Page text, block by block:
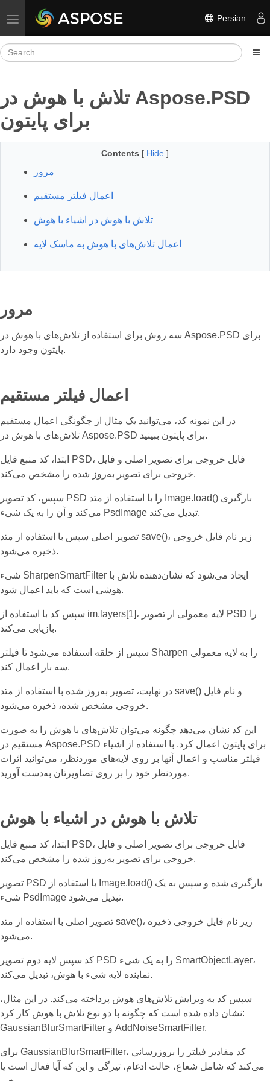
Toggle navigation Persian
تلاش با هوش در Aspose.PSD
برای پایتون
Contents [ Hide ]
مرور
اعمال فیلتر مستقیم
تلاش با هوش در اشیاء با هوش
اعمال تلاش‌های با هوش به ماسک لایه
مرور
سه روش برای استفاده از تلاش‌های با هوش در Aspose.PSD برای
پایتون وجود دارد.
اعمال فیلتر مستقیم
در این نمونه کد، می‌توانید یک مثال از چگونگی اعمال مستقیم
تلاش‌های با هوش در Aspose.PSD برای پایتون ببینید.
ابتدا، کد منبع فایل PSD، فایل خروجی برای تصویر اصلی و فایل
خروجی برای تصویر به‌روز شده را مشخص می‌کند.
سپس، کد تصویر PSD را با استفاده از متد Image.load() بارگیری
می‌کند و آن را به یک شیء PsdImage تبدیل می‌کند.
تصویر اصلی سپس با استفاده از متد save()، زیر نام فایل خروجی
ذخیره می‌شود.
شیء SharpenSmartFilter ایجاد می‌شود که نشان‌دهنده تلاش با
هوشی است که باید اعمال شود.
سپس کد با استفاده از im.layers[1]، لایه معمولی از تصویر PSD را
بازیابی می‌کند.
سپس از حلقه استفاده می‌شود تا فیلتر Sharpen را به لایه معمولی
سه بار اعمال کند.
در نهایت، تصویر به‌روز شده با استفاده از متد save() و نام فایل
خروجی مشخص شده، ذخیره می‌شود.
این کد نشان می‌دهد چگونه می‌توان تلاش‌های با هوش را به صورت
مستقیم در Aspose.PSD برای پایتون اعمال کرد. با استفاده از اشیاء
فیلتر مناسب و اعمال آنها بر روی لایه‌های موردنظر، می‌توانید اثرات
موردنظر خود را بر روی تصاویرتان به‌دست آورید.
تلاش با هوش در اشیاء با هوش
ابتدا، کد منبع فایل PSD، فایل خروجی برای تصویر اصلی و فایل
خروجی برای تصویر به‌روز شده را مشخص می‌کند.
تصویر PSD با استفاده از Image.load() بارگیری شده و سپس به یک
شیء PsdImage تبدیل می‌شود.
تصویر اصلی با استفاده از متد save()، زیر نام فایل خروجی ذخیره
می‌شود.
کد سپس لایه دوم تصویر PSD را به یک شیء SmartObjectLayer،
نماینده لایه شیء با هوش، تبدیل می‌کند.
سپس کد به ویرایش تلاش‌های هوش پرداخته می‌کند. در این مثال،
نشان داده شده است که چگونه با دو نوع تلاش با هوش کار کرد:
GaussianBlurSmartFilter و AddNoiseSmartFilter.
برای GaussianBlurSmartFilter، کد مقادیر فیلتر را بروزرسانی
می‌کند که شامل شعاع، حالت ادغام، تیرگی و این که آیا فعال است یا